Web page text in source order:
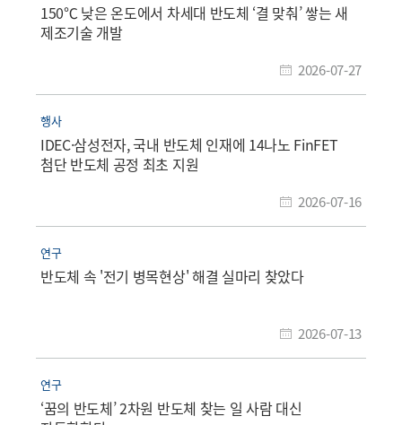
150℃ 낮은 온도에서 차세대 반도체 ‘결 맞춰’ 쌓는 새
제조기술 개발
2026-07-27
행사
IDEC·삼성전자, 국내 반도체 인재에 14나노 FinFET
첨단 반도체 공정 최초 지원
2026-07-16
연구
반도체 속 '전기 병목현상' 해결 실마리 찾았다
2026-07-13
연구
‘꿈의 반도체’ 2차원 반도체 찾는 일 사람 대신